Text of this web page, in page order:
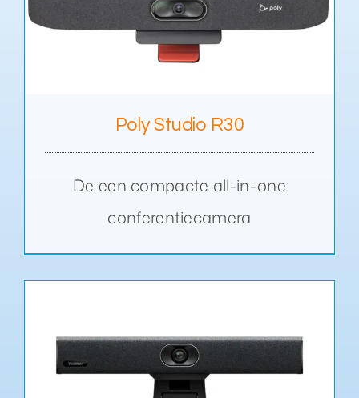
Poly Studio R30
De een compacte all-in-one
conferentiecamera